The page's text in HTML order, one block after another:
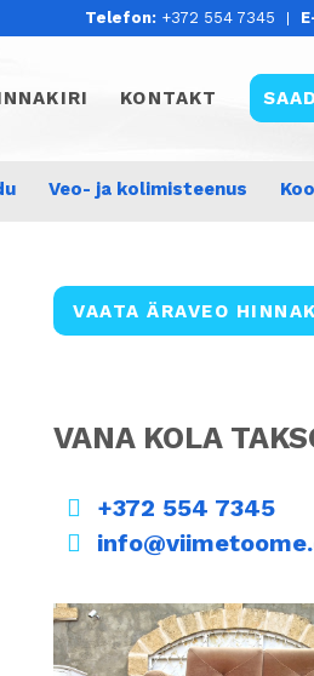
Telefon: +372 554 7345
KONTAKT
Veo- ja kolimisteenus
VAATA ÄRAVEO
VANA KOLA
+372 554 7345